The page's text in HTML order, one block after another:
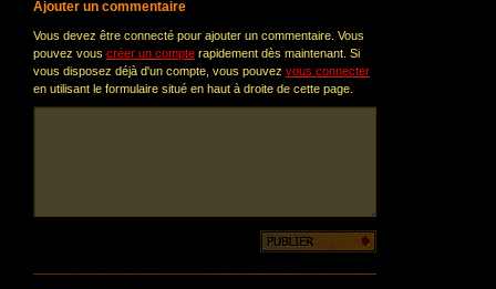
Ajouter un commentaire
Vous devez être connecté pour ajouter un commentaire. Vous
pouvez vous créer un compte rapidement dès maintenant. Si
vous disposez déjà d'un compte, vous pouvez vous connecter
en utilisant le formulaire situé en haut à droite de cette page.